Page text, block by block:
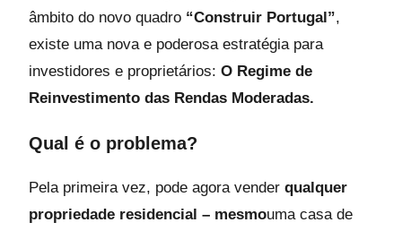
âmbito do novo quadro “Construir Portugal”,
existe uma nova e poderosa estratégia para
investidores e proprietários: O Regime de
Reinvestimento das Rendas Moderadas.
Qual é o problema?
Pela primeira vez, pode agora vender qualquer
propriedade residencial – mesmouma casa de